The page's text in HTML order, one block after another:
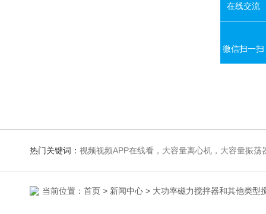
热门关键词： 视频视频APP在线看，大容量离心机，大容量振荡器，高速冷冻离心机，生化、光照、振荡培养箱，磁力搅拌器
当前位置： 首页 > 新闻中心 > 大功率磁力搅拌器和其他类型
在线交流
微信扫一扫